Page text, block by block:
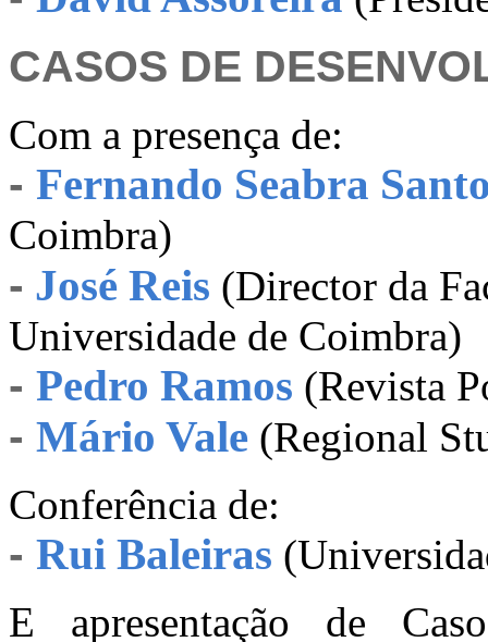
CASOS DE
Com a presença de:
- Fernando Seabra
Coimbra)
- José Reis (Director da
Universidade de Coimbra)
- Pedro Ramos (Revista
- Mário Vale (Regional
Conferência de:
- Rui Baleiras
E apresentação de